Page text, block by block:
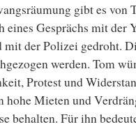
gibt es von
eines Gesprächs mit der
der Polizei gedroht.
werden. Tom
Protest und
hohe Mieten und
behalten. Für ihn